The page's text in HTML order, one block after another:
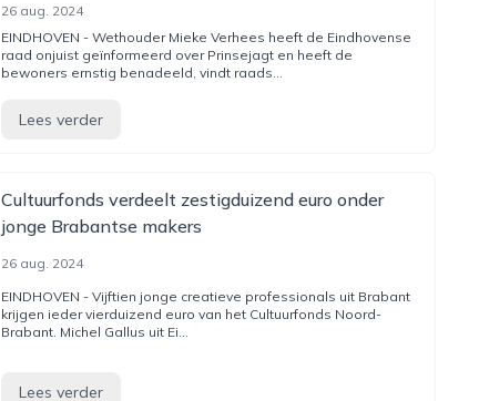
26 aug. 2024
EINDHOVEN - Wethouder Mieke Verhees heeft de Eindhovense
raad onjuist geïnformeerd over Prinsejagt en heeft de
bewoners ernstig benadeeld, vindt raads...
Lees verder
Cultuurfonds verdeelt zestigduizend euro onder
jonge Brabantse makers
26 aug. 2024
EINDHOVEN - Vijftien jonge creatieve professionals uit Brabant
krijgen ieder vierduizend euro van het Cultuurfonds Noord-
Brabant. Michel Gallus uit Ei...
Lees verder